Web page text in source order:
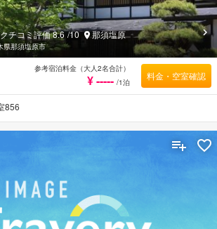
856
クチコミ評価8.6 /10 那須塩原
県那須塩原市
参考宿泊料金（大人2名合計）
¥ ----- /1泊
料金・空室確認